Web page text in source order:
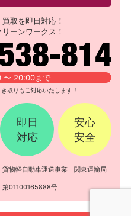
取を即日対応！
ーンワークス！
20:00まで
取りもご対応いたします！
即日
対応
安心
安全
物軽自動車運送事業 関東運輸局
01100165888号